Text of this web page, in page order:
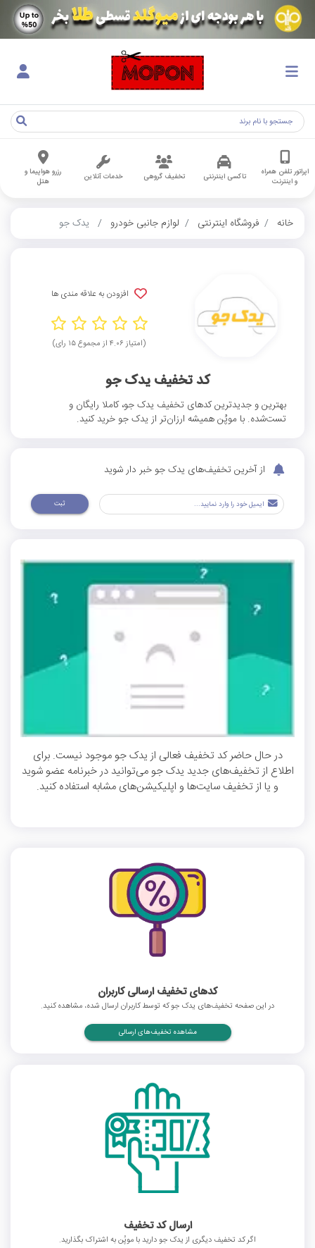
اپراتور تلفن همراه
و اینترنت
تاکسی اینترنتی تخفیف گروهی خدمات آنلاین
رزرو هواپیما و
هتل
خانه فروشگاه اینترنتی لوازم جانبی خودرو یدک جو
افزودن به علاقه مندی ها
(امتیاز ۴.۰۶ از مجموع ۱۵ رای)
کد تخفیف یدک جو
بهترین و جدیدترین کدهای تخفیف یدک جو، کاملا رایگان و
تست‌شده. با موپُن همیشه ارزان‌تر از یدک جو خرید کنید.
از آخرین تخفیف‌های یدک جو خبر دار شوید
ثبت
در حال حاضر کد تخفیف فعالی از یدک جو موجود نیست. برای
اطلاع از تخفیف‌های جدید یدک جو می‌توانید در خبرنامه عضو شوید
و یا از تخفیف سایت‌ها و اپلیکیشن‌های مشابه استفاده کنید.
کدهای تخفیف ارسالی کاربران
در این صفحه تخفیف‌های یدک جو که توسط کاربران ارسال شده، مشاهده کنید.
مشاهده تخفیف‌های ارسالی
ارسال کد تخفیف
اگر کد تخفیف دیگری از یدک جو دارید با موپُن به اشتراک بگذارید.